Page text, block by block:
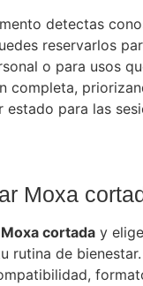
detectas
reservarlos
o para usos
completa,
estado para las
Moxa
Moxa cortada y
rutina de